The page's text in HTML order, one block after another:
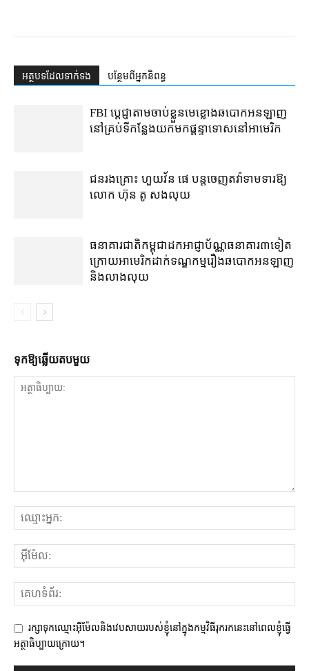
អត្ថបទ​ដែល​ទាក់ទង បន្ថែម​ពី​អ្នកនិពន្ធ
FBI ប្ដេជ្ញា​តាម​ចាប់ខ្លួន​មេខ្លោង​ឆបោក​អនឡាញ​
នៅ​គ្រប់​ទីកន្លែង​យក​មក​ផ្ដន្ទាទោស​នៅ​អាមេរិក
ជនរងគ្រោះ ហួយវ័ន ផេ បន្ត​ចេញ​តវ៉ា​ទាមទារ​ឱ្យ​
លោក ហ៊ុន តូ សង​លុយ
ធនាគារជាតិ​កម្ពុជា​ដក​អាជ្ញាប័ណ្ណ​ធនាគារ​៣​​ទៀត​
ក្រោយ​អាមេរិក​ដាក់​ទណ្ឌកម្ម​​រឿង​ឆបោក​អនឡាញ
និង​លាងលុយ
ទុក​ឱ្យ​ឆ្លើយ​តប​មួយ
រក្សាទុកឈ្មោះអ៊ីម៉ែលនិងវេបសាយរបស់ខ្ញុំនៅក្នុងកម្មវិធីរុករកនេះនៅពេលខ្ញុំធ្វើ
អត្ថាធិប្បាយក្រោយ។